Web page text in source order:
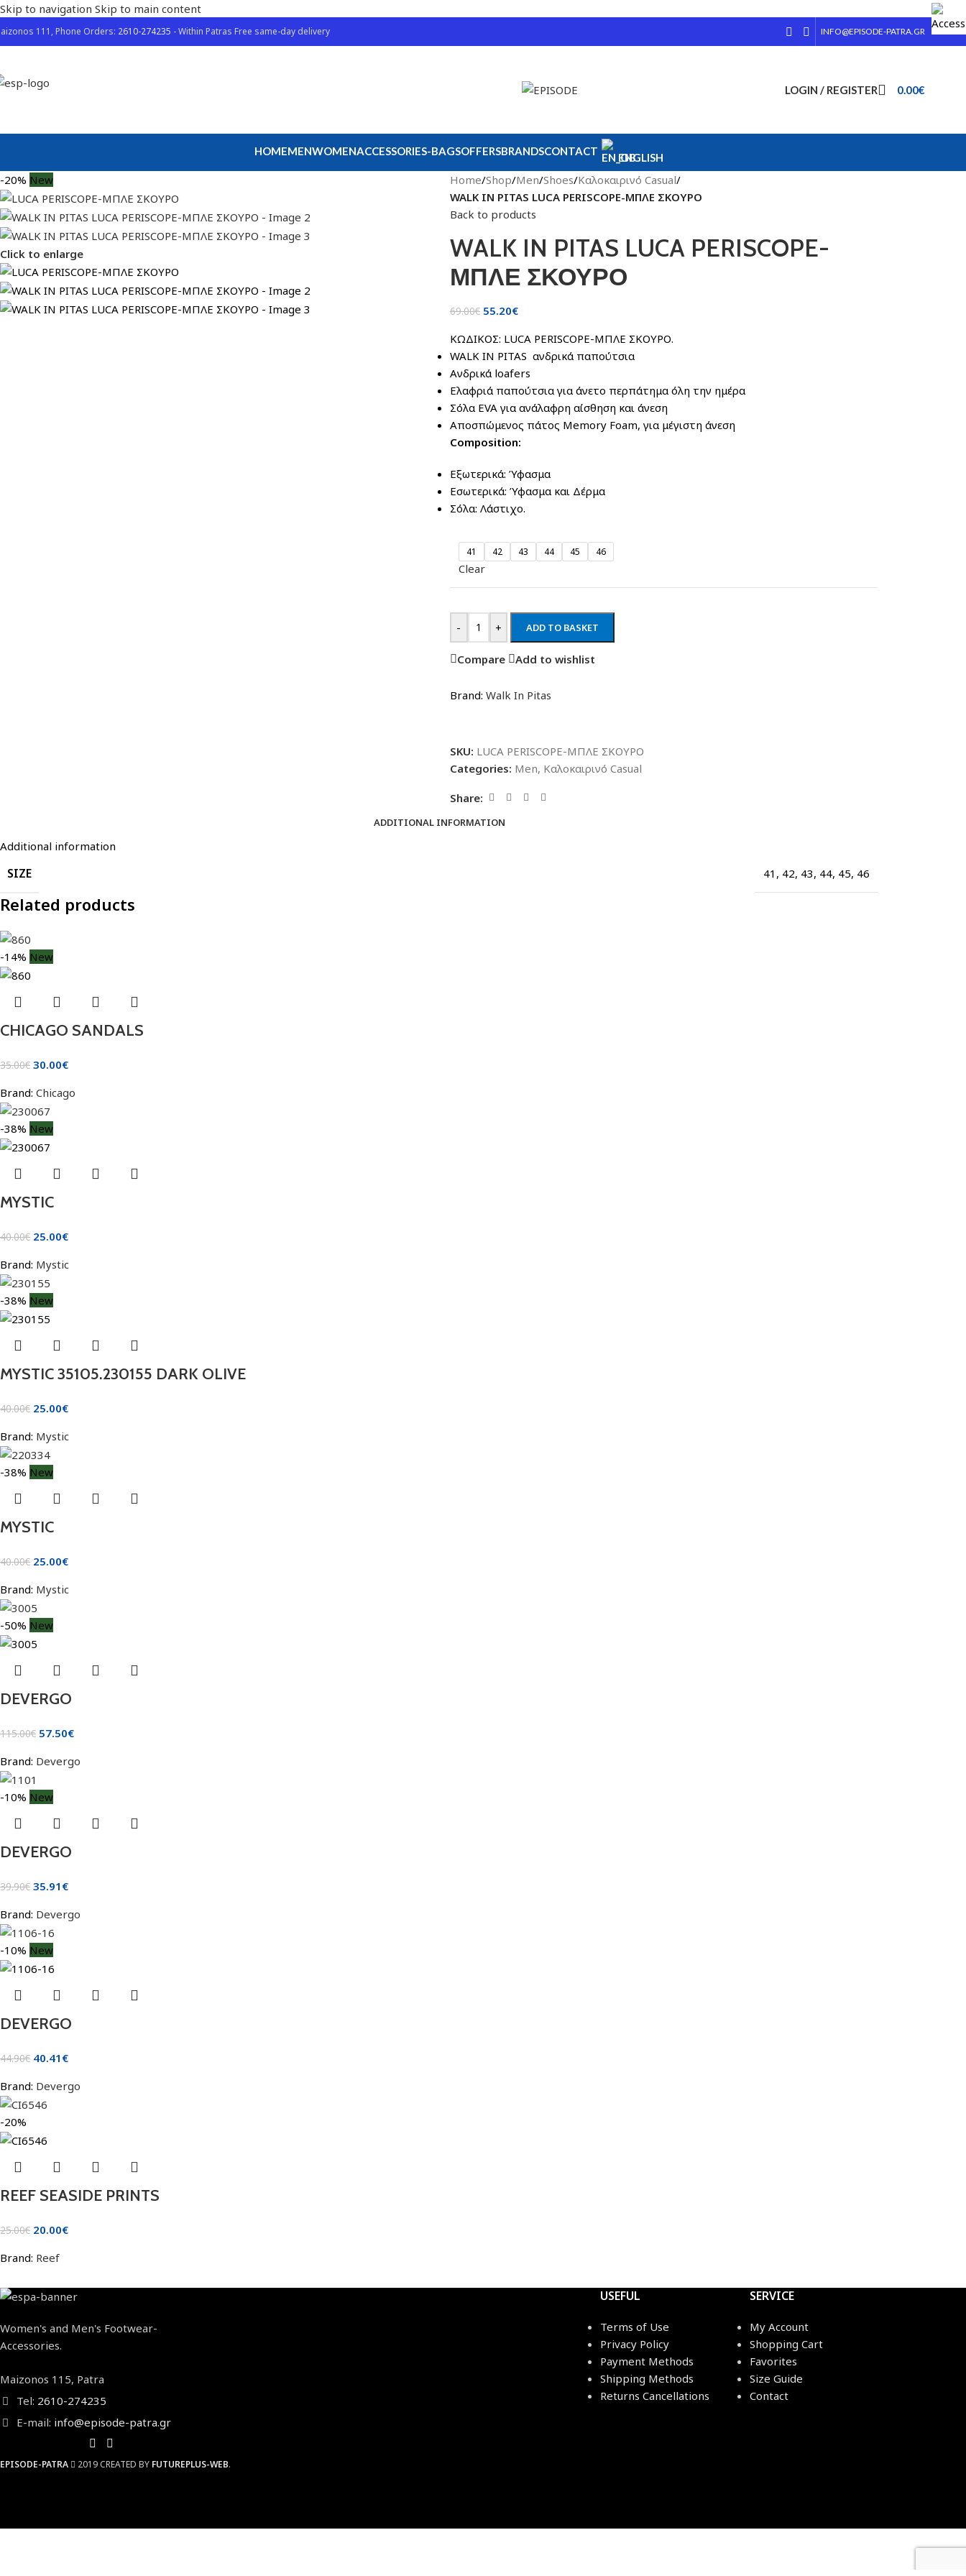
Skip to navigation Skip to main content
111, Phone Orders: 2610-274235 - Within Patras Free same-day delivery INFO@EPISODE-PATRA.GR
LOGIN / REGISTER 0.00€
HOMEMENWOMENACCESSORIES-BAGSOFFERSBRANDSCONTACT
ENGLISH
-20% New
Click to enlarge
Home/Shop/Men/Shoes/Καλοκαιρινό Casual/
WALK IN PITAS LUCA PERISCOPE-ΜΠΛΕ ΣΚΟΥΡΟ
Back to products
WALK IN PITAS LUCA PERISCOPE-
ΜΠΛΕ ΣΚΟΥΡΟ
69.00€ 55.20€
ΚΩΔΙΚΟΣ: LUCA PERISCOPE-ΜΠΛΕ ΣΚΟΥΡΟ.
WALK IN PITAS ανδρικά παπούτσια
Ανδρικά loafers
Ελαφριά παπούτσια για άνετο περπάτημα όλη την ημέρα
Σόλα EVA για ανάλαφρη αίσθηση και άνεση
Αποσπώμενος πάτος Memory Foam, για μέγιστη άνεση
Composition:
Εξωτερικά: Ύφασμα
Εσωτερικά: Ύφασμα και Δέρμα
Σόλα: Λάστιχο.
41 42 43 44 45 46
Clear
- + ADD TO BASKET
Compare Add to wishlist
Brand: Walk In Pitas
SKU: LUCA PERISCOPE-ΜΠΛΕ ΣΚΟΥΡΟ
Categories: Men, Καλοκαιρινό Casual
Share:
ADDITIONAL INFORMATION
Additional information
SIZE 41 , 42, 43, 44, 45, 46
Related products
-14% New
CHICAGO SANDALS
35.00€ 30.00€
Brand: Chicago
-38% New
MYSTIC
40.00€ 25.00€
Brand: Mystic
-38% New
MYSTIC 35105.230155 DARK OLIVE
40.00€ 25.00€
Brand: Mystic
-38% New
MYSTIC
40.00€ 25.00€
Brand: Mystic
-50% New
DEVERGO
115.00€ 57.50€
Brand: Devergo
-10% New
DEVERGO
39.90€ 35.91 €
Brand: Devergo
-10% New
DEVERGO
44.90€ 40.41 €
Brand: Devergo
-20%
REEF SEASIDE PRINTS
25.00€ 20.00€
Brand: Reef
Women's and Men's Footwear-
Accessories.
Maizonos 115, Patra
Tel: 2610-274235
E-mail: info@episode-patra.gr
USEFUL
Terms of Use
Privacy Policy
Payment Methods
Shipping Methods
Returns Cancellations
SERVICE
My Account
Shopping Cart
Favorites
Size Guide
Contact
EPISODE-PATRA 2019 CREATED BY FUTUREPLUS-WEB.